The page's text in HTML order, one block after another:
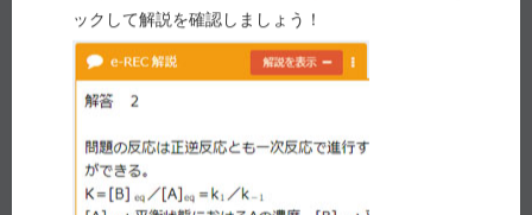
ックして解説を確認しましょう！
１ 薬局で販売するためには、毒物又は劇物の販売業
（毒物劇物販売業）の登録を受けなければならな
い。
名及び住所を確認した後でなければ交付してはな
らない。